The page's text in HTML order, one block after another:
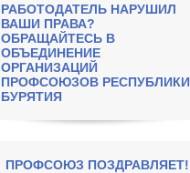
РАБОТОДАТЕЛЬ НАРУШИЛ
ВАШИ ПРАВА?
ОБРАЩАЙТЕСЬ В
ОБЪЕДИНЕНИЕ
ОРГАНИЗАЦИЙ
ПРОФСОЮЗОВ РЕСПУБЛИКИ
БУРЯТИЯ
ПРОФСОЮЗ ПОЗДРАВЛЯЕТ!